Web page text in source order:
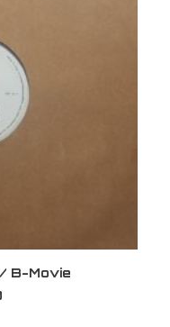
B-Movie